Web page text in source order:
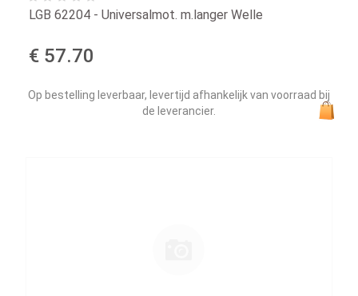
LGB 62204 - Universalmot. m.langer Welle
€ 57.70
Op bestelling leverbaar, levertijd afhankelijk van voorraad bij
de leverancier.